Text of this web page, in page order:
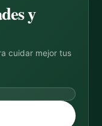
y
cuidar mejor tus